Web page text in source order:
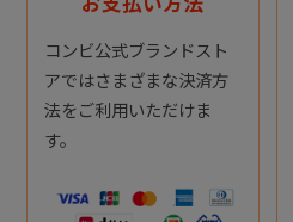
コンビ公式ブランドスト
アではさまざまな決済方
法をご利用いただけま
す。